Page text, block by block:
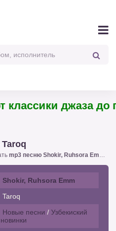
джаза до
mp3 песню Shokir, Ruhsora Emm - Taroq
Shokir, Ruhsora Emm
Taroq
Новые песни / Узбекиский
новинки